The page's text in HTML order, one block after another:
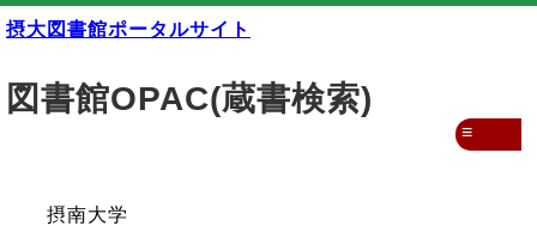
摂大図書館ポータルサイト
図書館OPAC(蔵書検索)
摂南大学
≡